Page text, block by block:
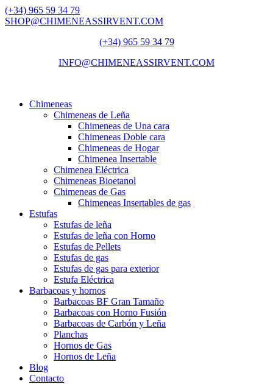
(+34) 965 59 34 79
SHOP@CHIMENEASSIRVENT.COM
(+34) 965 59 34 79
INFO@CHIMENEASSIRVENT.COM
Chimeneas
Chimeneas de Leña
Chimeneas de Una cara
Chimeneas Doble cara
Chimeneas de Hogar
Chimenea Insertable
Chimenea Eléctrica
Chimeneas Bioetanol
Chimeneas de Gas
Chimeneas Insertables de gas
Estufas
Estufas de leña
Estufas de leña con Horno
Estufas de Pellets
Estufas de gas
Estufas de gas para exterior
Estufa Eléctrica
Barbacoas y hornos
Barbacoas BF Gran Tamaño
Barbacoas con Horno Fusión
Barbacoas de Carbón y Leña
Planchas
Hornos de Gas
Hornos de Leña
Blog
Contacto